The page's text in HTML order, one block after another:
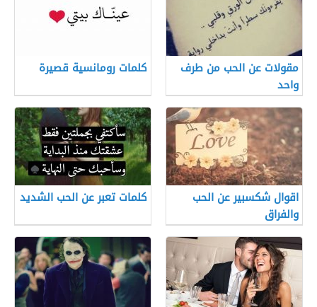
مقولات عن الحب من طرف
واحد
كلمات رومانسية قصيرة
اقوال شكسبير عن الحب
والفراق
كلمات تعبر عن الحب الشديد